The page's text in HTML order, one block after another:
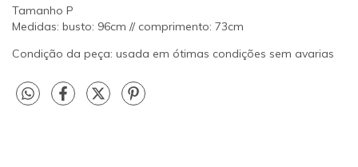
Tamanho P
Medidas: busto: 96cm // comprimento: 73cm
Condição da peça: usada em ótimas condições sem avarias